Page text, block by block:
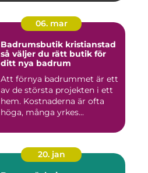
06. mar
Badrumsbutik kristianstad
så väljer du rätt butik för
ditt nya badrum
Att förnya badrummet är ett
av de största projekten i ett
hem. Kostnaderna är ofta
höga, många yrkes...
20. jan